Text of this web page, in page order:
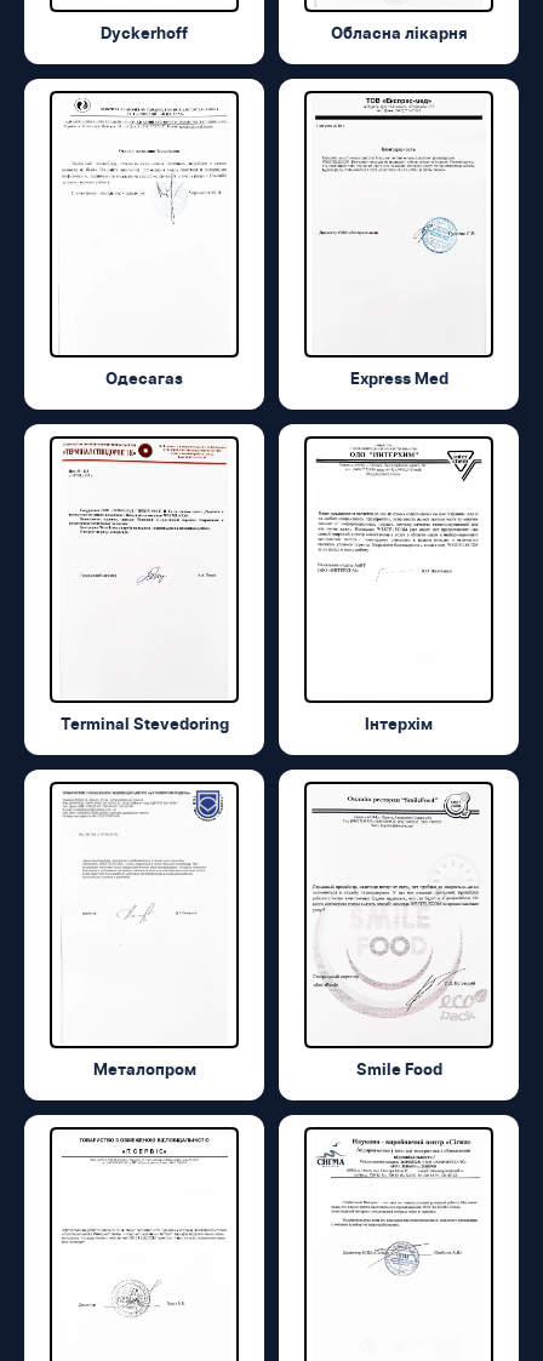
Dyckerhoff Обласна лікарня
Одесагаз Express Med
Terminal Stevedoring Інтерхім
Металопром Smile Food